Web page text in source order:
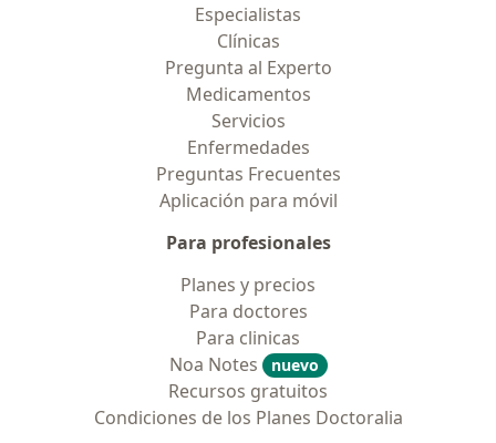
Especialistas
Clínicas
Pregunta al Experto
Medicamentos
Servicios
Enfermedades
Preguntas Frecuentes
Aplicación para móvil
Para profesionales
Planes y precios
Para doctores
Para clinicas
Noa Notes
nuevo
Recursos gratuitos
Condiciones de los Planes Doctoralia